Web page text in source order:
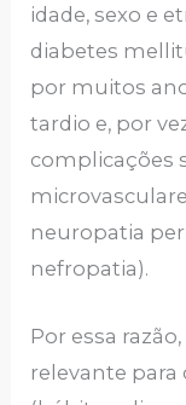
idade, sexo e
diabetes
por muitos
tardio e, por
complicações
neuropatia
nefropatia).
Por essa
relevante para